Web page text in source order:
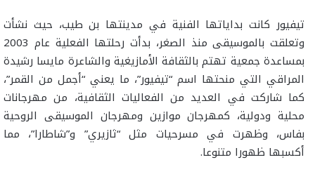
تيفيور كانت بداياتها الفنية في مدينتها بن طيب، حيث نشأت
وتعلقت بالموسيقى منذ الصغر، بدأت رحلتها الفعلية عام 2003
بمساعدة جمعية تهتم بالثقافة الأمازيغية والشاعرة مايسا رشيدة
المراقي التي منحتها اسم “تيفيور”، ما يعني “أجمل من القمر”،
كما شاركت في العديد من الفعاليات الثقافية، من مهرجانات
محلية ودولية، كمهرجان موازين ومهرجان الموسيقى الروحية
بفاس، وظهرت في مسرحيات مثل “ثازيري” و”شاطارا”، مما
أكسبها ظهورا متنوعا.